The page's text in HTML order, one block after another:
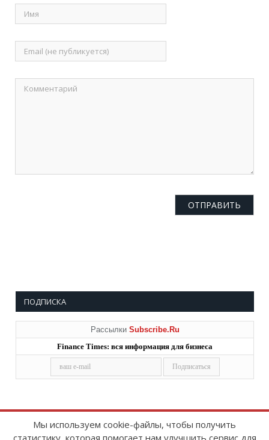
ПОДПИСКА
Рассылки Subscribe.Ru
Finance Times: вся информация для бизнеса
Мы используем cookie-файлы, чтобы получить
статистику, которая помогает нам улучшить сервис для